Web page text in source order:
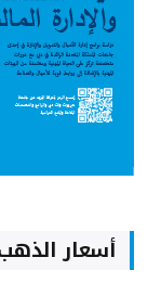
أسعار